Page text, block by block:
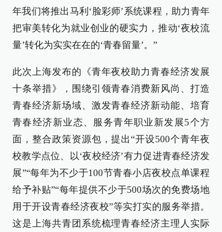
年我们将推出马利‘脸彩师’系统课程，助力青年
把审美转化为就业创业的硬实力，推动‘夜校流
量’转化为实实在在的‘青春留量’。”
此次上海发布的《青年夜校助力青春经济发展
十条举措》，围绕引领青春消费新风尚、打造
青春经济新场域、激发青春经济新动能、培育
青春经济新业态、服务青年职业新发展5个方
面，整合政策资源包，提出“开设500个青年夜
校教学点位、以‘夜校经济’有力促进青春经济发
展”“每年为不少于100节青春小店夜校点单课程
给予补贴”“每年提供不少于500场次的免费场地
用于开设青春经济夜校”等实打实的服务举措。
这是上海共青团系统梳理青春经济主理人实际